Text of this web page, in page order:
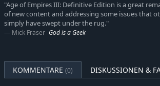
"Age of Empires III: Definitive Edition is a great
of new content and addressing some issues that
simply have swept under the rug."
Mick Fraser God is a Geek
KOMMENTARE (0) DISKUSSIONEN &